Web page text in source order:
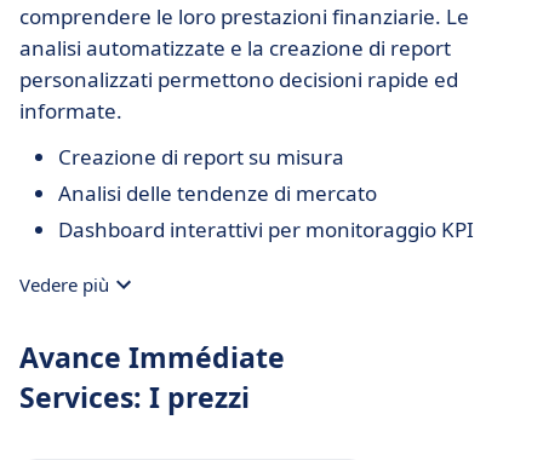
comprendere le loro prestazioni finanziarie. Le
analisi automatizzate e la creazione di report
personalizzati permettono decisioni rapide ed
informate.
Creazione di report su misura
Analisi delle tendenze di mercato
Dashboard interattivi per monitoraggio KPI
Vedere più
Avance Immédiate
Services: I prezzi